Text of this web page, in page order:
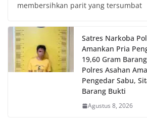
membersihkan parit yang tersumbat
Satres Narkoba
Amankan Pria
19,60 Gram
Polres Asahan
Pengedar Sabu,
Barang Bukti
Agustus 8, 2026